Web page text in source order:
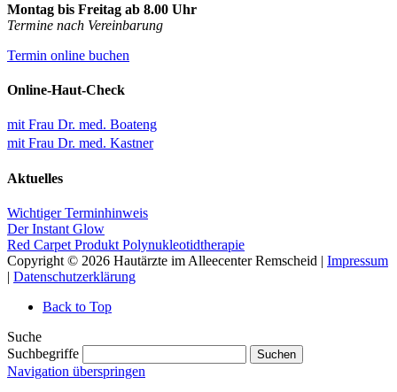
Montag bis Freitag ab 8.00 Uhr
Termine nach Vereinbarung
Termin online buchen
Online-Haut-Check
mit Frau Dr. med. Boateng
mit Frau Dr. med. Kastner
Aktuelles
Wichtiger Terminhinweis
Der Instant Glow
Red Carpet Produkt Polynukleotidtherapie
Copyright © 2026 Hautärzte im Alleecenter Remscheid | Impressum
| Datenschutzerklärung
Back to Top
Suche
Suchbegriffe
Suchen
Navigation überspringen